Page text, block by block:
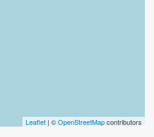
Leaflet | ©OpenStreetMapcontributors